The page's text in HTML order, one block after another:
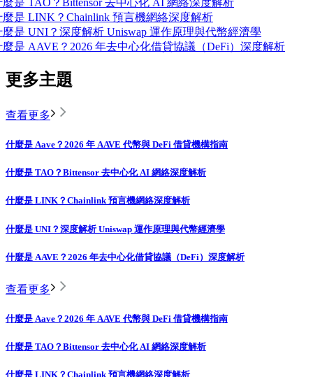
麼是 TAO？Bittensor 去中心化 AI 網絡深度解析
麼是 LINK？Chainlink 預言機網絡深度解析
麼是 UNI？深度解析 Uniswap 運作原理與代幣經濟學
麼是 AAVE？2026 年去中心化借貸協議（DeFi）深度解析
更多主題
查看更多
什麼是 Aave？2026 年 AAVE 代幣與 DeFi 借貸機構指南
什麼是 TAO？Bittensor 去中心化 AI 網絡深度解析
什麼是 LINK？Chainlink 預言機網絡深度解析
什麼是 UNI？深度解析 Uniswap 運作原理與代幣經濟學
什麼是 AAVE？2026 年去中心化借貸協議（DeFi）深度解析
查看更多
什麼是 Aave？2026 年 AAVE 代幣與 DeFi 借貸機構指南
什麼是 TAO？Bittensor 去中心化 AI 網絡深度解析
什麼是 LINK？Chainlink 預言機網絡深度解析